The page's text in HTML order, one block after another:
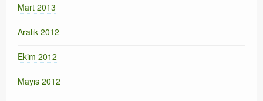
Mart 2013
Aralık 2012
Ekim 2012
Mayıs 2012